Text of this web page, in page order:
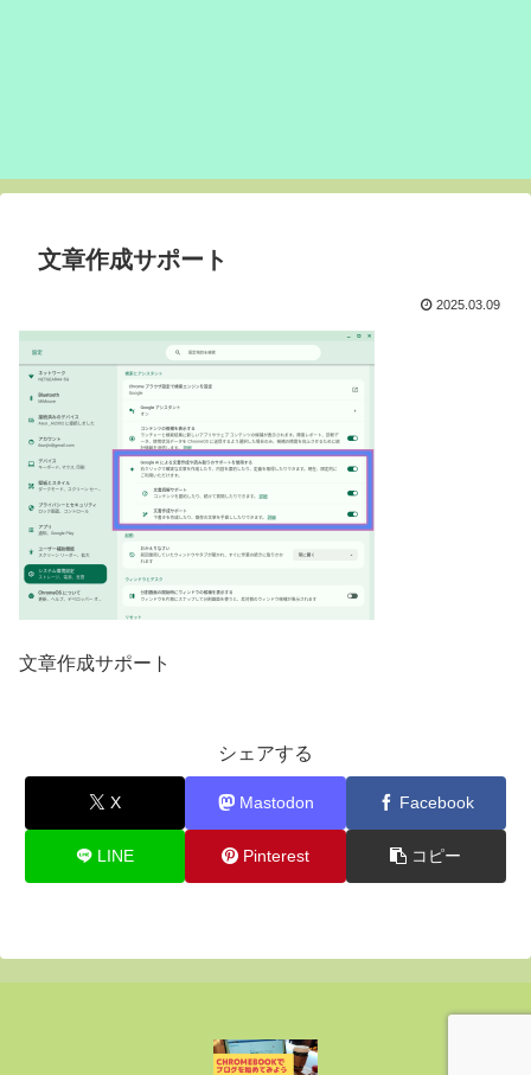
文章作成サポート
2025.03.09
文章作成サポート
シェアする
X Mastodon Facebook
LINE Pinterest コピー